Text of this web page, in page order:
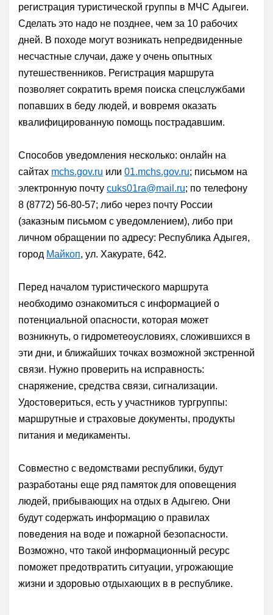
регистрация туристической группы в МЧС Адыгеи.
Сделать это надо не позднее, чем за 10 рабочих
дней. В походе могут возникать непредвиденные
несчастные случаи, даже у очень опытных
путешественников. Регистрация маршрута
позволяет сократить время поиска спецслужбами
попавших в беду людей, и вовремя оказать
квалифицированную помощь пострадавшим.
Способов уведомления несколько: онлайн на
сайтах mchs.gov.ru или 01.mchs.gov.ru; письмом на
электронную почту cuks01ra@mail.ru; по телефону
8 (8772) 56-80-57; либо через почту России
(заказным письмом с уведомлением), либо при
личном обращении по адресу: Республика Адыгея,
город Майкоп, ул. Хакурате, 642.
Перед началом туристического маршрута
необходимо ознакомиться с информацией о
потенциальной опасности, которая может
возникнуть, о гидрометеоусловиях, сложившихся в
эти дни, и ближайших точках возможной экстренной
связи. Нужно проверить на исправность:
снаряжение, средства связи, сигнализации.
Удостовериться, есть у участников тургруппы:
маршрутные и страховые документы, продукты
питания и медикаменты.
Совместно с ведомствами республики, будут
разработаны еще ряд памяток для оповещения
людей, прибывающих на отдых в Адыгею. Они
будут содержать информацию о правилах
поведения на воде и пожарной безопасности.
Возможно, что такой информационный ресурс
поможет предотвратить ситуации, угрожающие
жизни и здоровью отдыхающих в в республике.